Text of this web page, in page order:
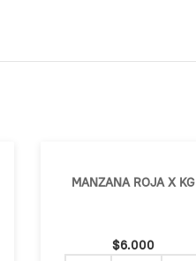
MANZANA ROJA X KG
$6.000